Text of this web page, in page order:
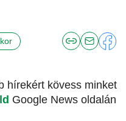
hírekért kövess minket
Google News oldalán